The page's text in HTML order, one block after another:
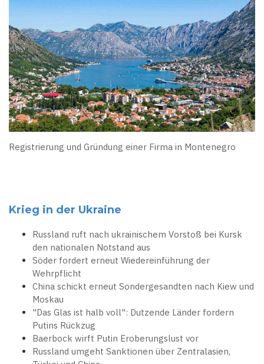
Registrierung und Gründung einer Firma in Montenegro
Krieg in der Ukraine
Russland ruft nach ukrainischem Vorstoß bei Kursk
den nationalen Notstand aus
Söder fordert erneut Wiedereinführung der
Wehrpflicht
China schickt erneut Sondergesandten nach Kiew und
Moskau
"Das Glas ist halb voll": Dutzende Länder fordern
Putins Rückzug
Baerbock wirft Putin Eroberungslust vor
Russland umgeht Sanktionen über Zentralasien,